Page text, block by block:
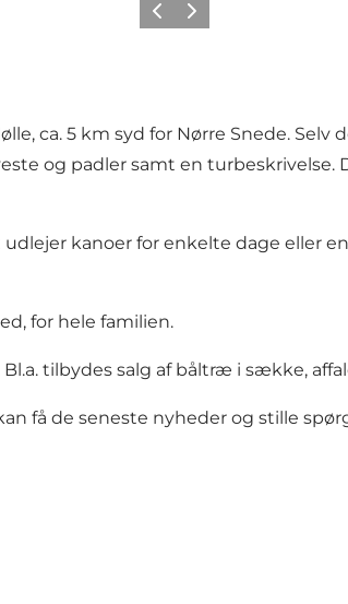
ForrigeNæste
ca. 5 km syd for Nørre Snede.
og padler samt en turbeskrivelse.
kanoer for enkelte dage eller
for hele familien.
tilbydes salg af båltræ i sække,
få de seneste nyheder og stille